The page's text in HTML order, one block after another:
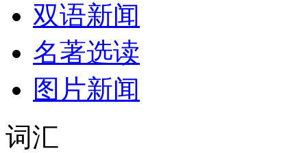
双语新闻
名著选读
图片新闻
词汇